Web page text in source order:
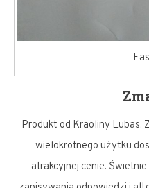
Produkt od Kraoliny Lubas.
wielokrotnego użytku
atrakcyjnej cenie.